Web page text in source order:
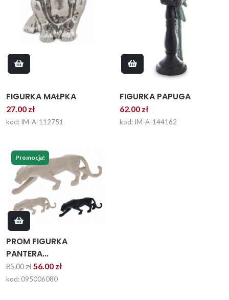
FIGURKA MAŁPKA
27.00 zł
kod: IM-A-112751
FIGURKA PAPUGA
62.00 zł
kod: IM-A-144162
Promocja!
PROM FIGURKA
PANTERA...
85.00 zł56.00 zł
kod: 095006080